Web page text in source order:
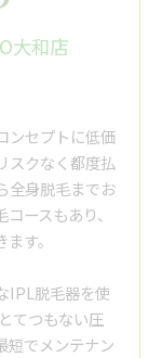
大和店
ンセプトに低価
スクなく都度払
全身脱毛までお
ースもあり、
す。
IPL脱毛器を使
てつもない圧
短でメンテナン